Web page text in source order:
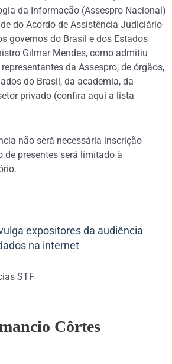
da Informação (Assespro Nacional)
do Acordo de Assistência Judiciário-
governos do Brasil e dos Estados
Gilmar Mendes, como admitiu
da Assespro, de órgãos,
do Brasil, da academia, da
privado (confira aqui a lista
não será necessária inscrição
de presentes será limitado à
expositores da audiência
na internet
STF
Côrtes